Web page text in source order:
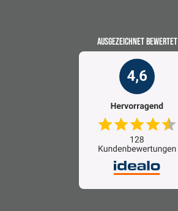
AUSGEZEICHNET BEWERTET